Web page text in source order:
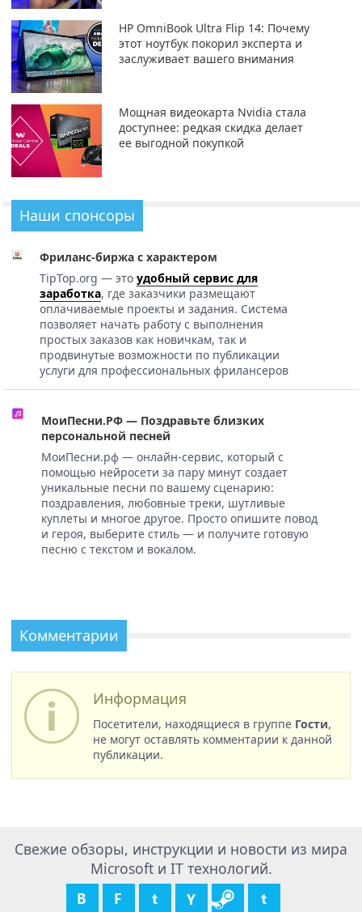
HP OmniBook Ultra Flip 14: Почему
этот ноутбук покорил эксперта и
заслуживает вашего внимания
Мощная видеокарта Nvidia стала
доступнее: редкая скидка делает
ее выгодной покупкой
Наши спонсоры
Фриланс-биржа с характером
TipTop.org — это удобный сервис для
заработка, где заказчики размещают
оплачиваемые проекты и задания. Система
позволяет начать работу с выполнения
простых заказов как новичкам, так и
продвинутые возможности по публикации
услуги для профессиональных фрилансеров
МоиПесни.РФ — Поздравьте близких
персональной песней
МоиПесни.рф — онлайн-сервис, который с
помощью нейросети за пару минут создает
уникальные песни по вашему сценарию:
поздравления, любовные треки, шутливые
куплеты и многое другое. Просто опишите повод
и героя, выберите стиль — и получите готовую
песню с текстом и вокалом.
Комментарии
Информация
Посетители, находящиеся в группе Гости,
не могут оставлять комментарии к данной
публикации.
Свежие обзоры, инструкции и новости из мира
Microsoft и IT технологий.